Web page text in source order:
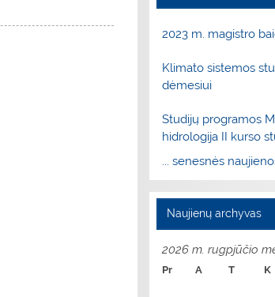
2023 m. magistro
Klimato sistemos
dėmesiui
Studijų programos
hidrologija II kurso
... senesnės
Naujienų archyvas
2026 m. rugpjūčio
Pr A T K